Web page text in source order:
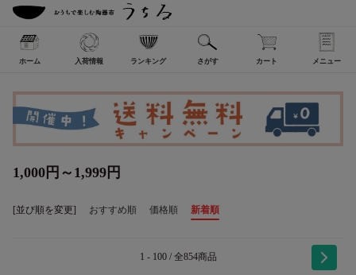
ホーム 入荷情報 ランキング さがす カート メニュー
1,000円～1,999円
[並び順を変更] おすすめ順 価格順 新着順
1 - 100 / 全854商品